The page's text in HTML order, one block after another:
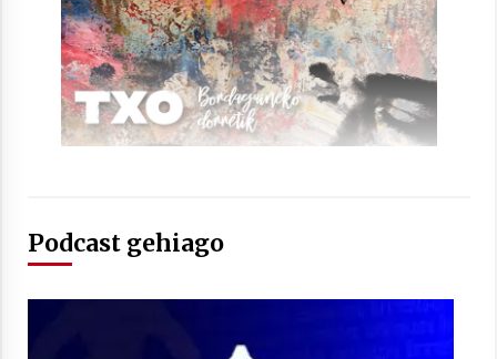
Arrosaren laburpen bideoa Hamaika
Podcast gehiago